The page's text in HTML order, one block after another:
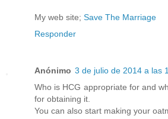
My web site; Save The Marriage
Responder
Anónimo 3 de julio de 2014 a las
Who is HCG appropriate for and
for obtaining it.
You can also start making your